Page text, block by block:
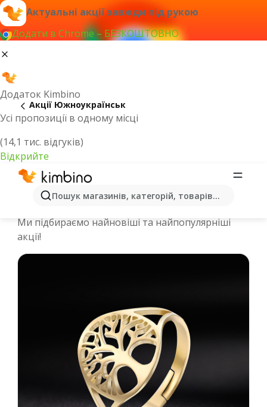
Актуальні акції завжди під рукою
Додати в Chrome – БЕЗКОШТОВНО
Додаток Kimbino
Усі пропозиції в одному місці
(14,1 тис. відгуків)
Відкрийте
Пошук магазинів, категорій, товарів...
Акції Южноукраїнськ
Спеціальні пропозиції та каталоги
Ми підбираємо найновіші та найпопулярніші
акції!